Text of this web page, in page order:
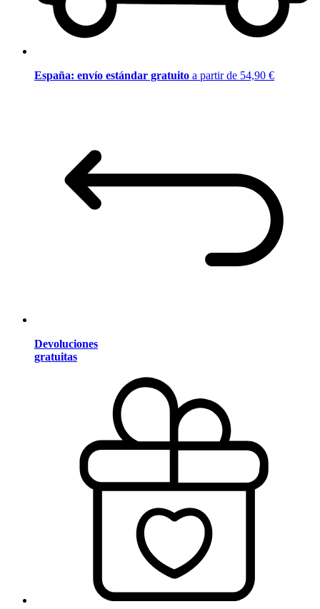
España: envío estándar gratuito a partir de 54,90 €
Devoluciones
gratuitas